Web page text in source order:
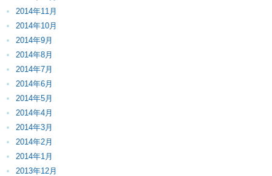
2014年11月
2014年10月
2014年9月
2014年8月
2014年7月
2014年6月
2014年5月
2014年4月
2014年3月
2014年2月
2014年1月
2013年12月